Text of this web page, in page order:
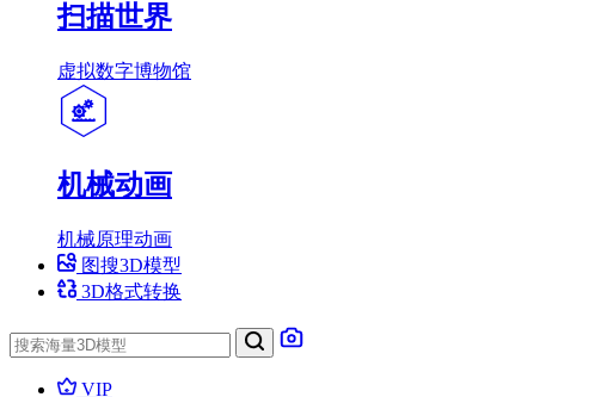
扫描世界
虚拟数字博物馆
机械动画
机械原理动画
图搜3D模型
3D格式转换
VIP